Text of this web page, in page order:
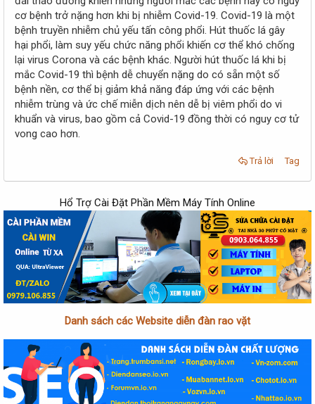
cơ bệnh trở nặng hơn khi bị nhiễm Covid-19. Covid-19 là một
bệnh truyền nhiễm chủ yếu tấn công phổi. Hút thuốc lá gây
hại phổi, làm suy yếu chức năng phổi khiến cơ thể khó chống
lại virus Corona và các bệnh khác. Người hút thuốc lá khi bị
mắc Covid-19 thì bệnh dễ chuyển nặng do có sẵn một số
bệnh nền, cơ thể bị giảm khả năng đáp ứng với các bệnh
nhiễm trùng và ức chế miễn dịch nên dễ bị viêm phổi do vi
khuẩn và virus, bao gồm cả Covid-19 đồng thời có nguy cơ tử
vong cao hơn.
Trả lời Tag
Hổ Trợ Cài Đặt Phần Mềm Máy Tính Online
Danh sách các Website diễn đàn rao vặt